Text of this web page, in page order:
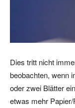
Dies tritt nicht
beobachten, wenn
oder zwei Blätter
etwas mehr